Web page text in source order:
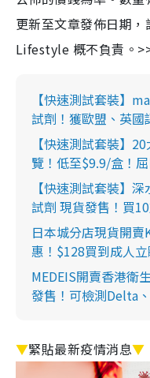
更新至文章發佈日期
Lifestyle 概不負責。
【快速測試套裝】
試劑！獲歐盟、英國
【快速測試套裝】
覽！低至$9.9/盒！
【快速測試套裝】
試劑 現貨發售！買
日本城分店現貨開
惠！$128買到成人
MEDEIS開賣香港衛
發售！可檢測Delta
▼緊貼最新疫情消息▼